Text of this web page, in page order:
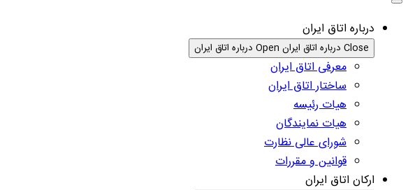
درباره اتاق ایران
Close درباره اتاق ایران Open درباره اتاق ایران
معرفی اتاق ایران
ساختار اتاق ایران
هیات رئیسه
هیات نمایندگان
شورای عالی نظارت
قوانین و مقررات
ارکان اتاق ایران